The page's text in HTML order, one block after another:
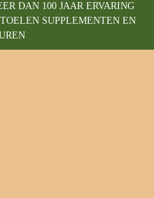
DAN 100 JAAR ERVARING
SUPPLEMENTEN EN